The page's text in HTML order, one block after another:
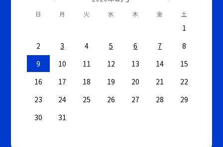
日 月 火 水 木 金 土
1
2
3 4 5 6 7
8
9
10 11 12 13 14
15
16
17 18 19 20 21
22
23
24 25 26 27 28
29
30
31